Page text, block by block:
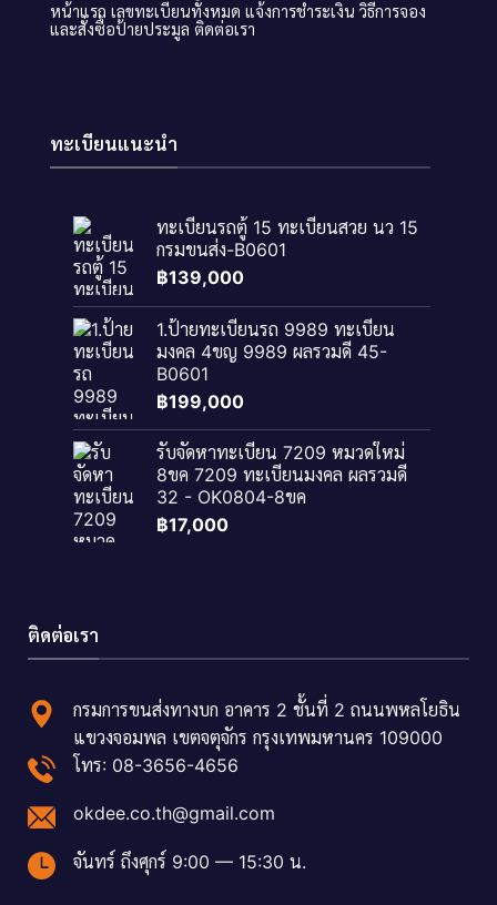
หน้าแรก เลขทะเบียนทั้งหมด แจ้งการชำระเงิน วิธีการจอง
และสั่งซื้อป้ายประมูล ติดต่อเรา
ทะเบียนแนะนำ
ทะเบียนรถตู้ 15 ทะเบียนสวย นว 15
กรมขนส่ง-B0601
฿139,000
1.ป้ายทะเบียนรถ 9989 ทะเบียน
มงคล 4ขญ 9989 ผลรวมดี 45-
B0601
฿199,000
รับจัดหาทะเบียน 7209 หมวดใหม่
8ขค 7209 ทะเบียนมงคล ผลรวมดี
32 - OK0804-8ขค
฿17,000
ติดต่อเรา
กรมการขนส่งทางบก อาคาร 2 ชั้นที่ 2 ถนนพหลโยธิน
แขวงจอมพล เขตจตุจักร กรุงเทพมหานคร 109000
โทร: 08-3656-4656
okdee.co.th@gmail.com
จันทร์ ถึงศุกร์ 9:00 — 15:30 น.